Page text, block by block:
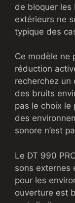
de bloquer les
extérieurs ne
typique des
Ce modèle ne
réduction
recherchez un
des bruits
pas le choix le
des
sonore n’est
Le DT 990
sons externes
pour les
ouverture est